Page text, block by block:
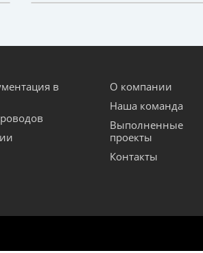
в
О компании
Наша команда
Выполненные
проекты
Контакты